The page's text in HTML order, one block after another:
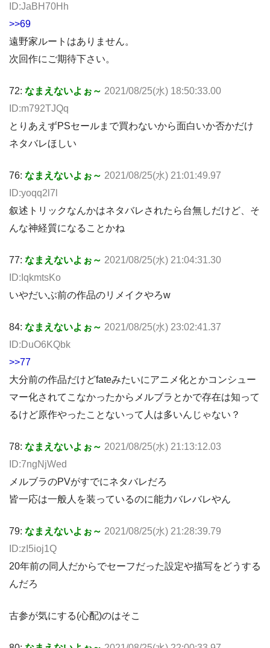
ID:JaBH70Hh
>>69
遠野家ルートはありません。
次回作にご期待下さい。
72: なまえないよぉ～ 2021/08/25(水) 18:50:33.00
ID:m792TJQq
とりあえずPSセールまで買わないから面白いか否かだけ
ネタバレほしい
76: なまえないよぉ～ 2021/08/25(水) 21:01:49.97
ID:yoqq2l7l
叙述トリックなんかはネタバレされたら台無しだけど、そ
んな神経質になることかね
77: なまえないよぉ～ 2021/08/25(水) 21:04:31.30
ID:IqkmtsKo
いやだいぶ前の作品のリメイクやろw
84: なまえないよぉ～ 2021/08/25(水) 23:02:41.37
ID:DuO6KQbk
>>77
大分前の作品だけどfateみたいにアニメ化とかコンシュー
マー化されてこなかったからメルブラとかで存在は知って
るけど原作やったことないって人は多いんじゃない？
78: なまえないよぉ～ 2021/08/25(水) 21:13:12.03
ID:7ngNjWed
メルブラのPVがすでにネタバレだろ
皆一応は一般人を装っているのに能力バレバレやん
79: なまえないよぉ～ 2021/08/25(水) 21:28:39.79
ID:zI5ioj1Q
20年前の同人だからでセーフだった設定や描写をどうする
んだろ
古参が気にする(心配)のはそこ